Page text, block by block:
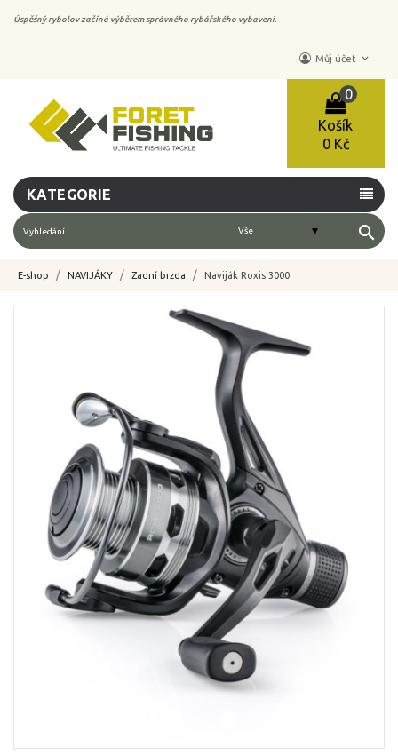
Úspěšný rybolov začíná výběrem správného rybářského vybavení.
Můj účet keyboard_arrow_down
Košík
0
0 Kč
KATEGORIE
search
E-shop NAVIJÁKY Zadní brzda Naviják Roxis 3000